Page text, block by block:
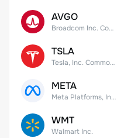
AVGO
Broadcom Inc. Common Stock
TSLA
Tesla, Inc. Common Stock
META
Meta Platforms, Inc. Class A Common Stock
WMT
Walmart Inc.